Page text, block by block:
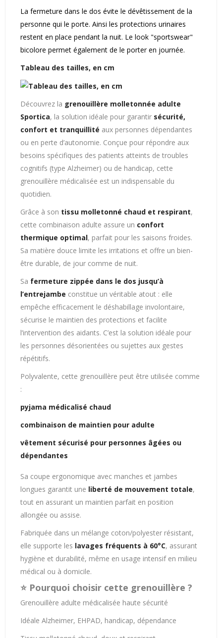
La fermeture dans le dos évite le dévêtissement de la
personne qui le porte. Ainsi les protections urinaires
restent en place pendant la nuit. Le look "sportswear"
bicolore permet également de le porter en journée.
Tableau des tailles, en cm
Découvrez la grenouillère molletonnée adulte
Sportica, la solution idéale pour garantir sécurité,
confort et tranquillité aux personnes dépendantes
ou en perte d’autonomie. Conçue pour répondre aux
besoins spécifiques des patients atteints de troubles
cognitifs (type Alzheimer) ou de handicap, cette
grenouillère médicalisée est un indispensable du
quotidien.
Grâce à son tissu molletonné chaud et respirant,
cette combinaison adulte assure un confort
thermique optimal, parfait pour les saisons froides.
Sa matière douce limite les irritations et offre un bien-
être durable, de jour comme de nuit.
Sa fermeture zippée dans le dos jusqu’à
l’entrejambe constitue un véritable atout : elle
empêche efficacement le déshabillage involontaire,
sécurise le maintien des protections et facilite
l’intervention des aidants. C’est la solution idéale pour
les personnes désorientées ou sujettes aux gestes
répétitifs.
Polyvalente, cette grenouillère peut être utilisée comme
:
pyjama médicalisé chaud
combinaison de maintien pour adulte
vêtement sécurisé pour personnes âgées ou
dépendantes
Sa coupe ergonomique avec manches et jambes
longues garantit une liberté de mouvement totale,
tout en assurant un maintien parfait en position
allongée ou assise.
Fabriquée dans un mélange coton/polyester résistant,
elle supporte les lavages fréquents à 60°C, assurant
hygiène et durabilité, même en usage intensif en milieu
médical ou à domicile.
⭐ Pourquoi choisir cette grenouillère ?
Grenouillère adulte médicalisée haute sécurité
Idéale Alzheimer, EHPAD, handicap, dépendance